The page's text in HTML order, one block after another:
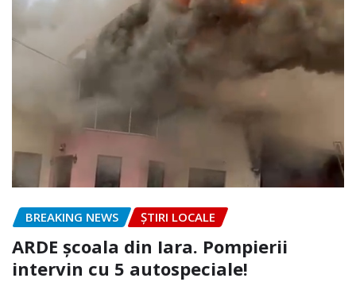
BREAKING NEWS ȘTIRI LOCALE
ARDE școala din Iara. Pompierii
intervin cu 5 autospeciale!